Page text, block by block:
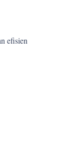
efisien